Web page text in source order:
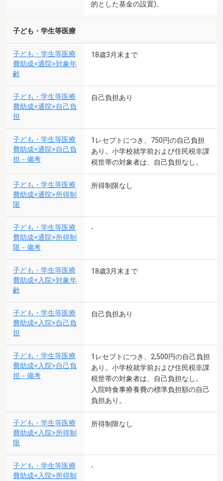
的とした基金の設置)。
子ども・学生等医療
子ども・学生等医療
費助成<通院>対象年
齢
18歳3月末まで
子ども・学生等医療
費助成<通院>自己負
担
自己負担あり
子ども・学生等医療
費助成<通院>自己負
担－備考
1レセプトにつき、750円の自己負担
あり。小学校就学前および住民税非課
税世帯の対象者は、自己負担なし。
子ども・学生等医療
費助成<通院>所得制
限
所得制限なし
子ども・学生等医療
費助成<通院>所得制
限－備考
-
子ども・学生等医療
費助成<入院>対象年
齢
18歳3月末まで
子ども・学生等医療
費助成<入院>自己負
担
自己負担あり
子ども・学生等医療
費助成<入院>自己負
担－備考
1レセプトにつき、2,500円の自己負担
あり。小学校就学前および住民税非課
税世帯の対象者は、自己負担なし。
入院時食事療養費の標準負担額の自己
負担あり。
子ども・学生等医療
費助成<入院>所得制
限
所得制限なし
子ども・学生等医療
費助成<入院>所得制
-